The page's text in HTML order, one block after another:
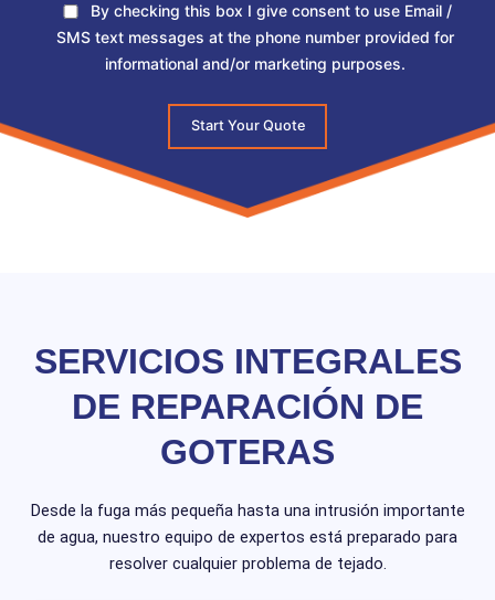
By checking this box I give consent to use Email /
SMS text messages at the phone number provided for
informational and/or marketing purposes.
Start Your Quote
SERVICIOS INTEGRALES
DE REPARACIÓN DE
GOTERAS
Desde la fuga más pequeña hasta una intrusión importante
de agua, nuestro equipo de expertos está preparado para
resolver cualquier problema de tejado.